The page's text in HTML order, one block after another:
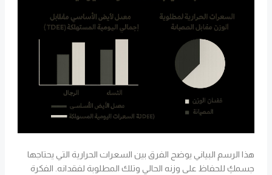
هذا الرسم البياني يوضح الفرق بين السعرات الحرارية التي يحتاجها
جسمكِ للحفاظ على وزنه الحالي وتلك المطلوبة لفقدانه. الفكرة